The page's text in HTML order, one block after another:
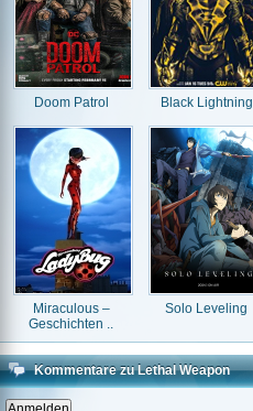
Doom Patrol Black Lightning
Miraculous –
Geschichten ..
Solo Leveling
Kommentare zu Lethal Weapon